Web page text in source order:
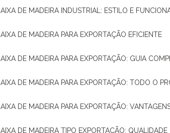
CAIXA DE MADEIRA INDUSTRIAL: ESTILO E
CAIXA DE MADEIRA PARA EXPORTAÇÃO EFICIENTE
CAIXA DE MADEIRA PARA EXPORTAÇÃO: GUIA
CAIXA DE MADEIRA PARA EXPORTAÇÃO: TODO O
CAIXA DE MADEIRA PARA EXPORTAÇÃO:
CAIXA DE MADEIRA TIPO EXPORTAÇÃO: